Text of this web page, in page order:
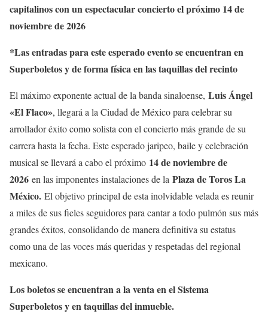
capitalinos con un espectacular concierto el próximo 14 de
noviembre de 2026
*Las entradas para este esperado evento se encuentran en
Superboletos y de forma física en las taquillas del recinto
El máximo exponente actual de la banda sinaloense, Luis Ángel
«El Flaco», llegará a la Ciudad de México para celebrar su
arrollador éxito como solista con el concierto más grande de su
carrera hasta la fecha. Este esperado jaripeo, baile y celebración
musical se llevará a cabo el próximo 14 de noviembre de
2026 en las imponentes instalaciones de la Plaza de Toros La
México. El objetivo principal de esta inolvidable velada es reunir
a miles de sus fieles seguidores para cantar a todo pulmón sus más
grandes éxitos, consolidando de manera definitiva su estatus
como una de las voces más queridas y respetadas del regional
mexicano.
Los boletos se encuentran a la venta en el Sistema
Superboletos y en taquillas del inmueble.